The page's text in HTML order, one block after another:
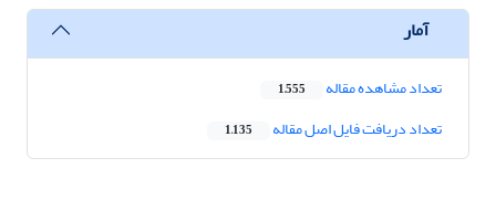
آمار
تعداد مشاهده مقاله 1,555
تعداد دریافت فایل اصل مقاله 1,135